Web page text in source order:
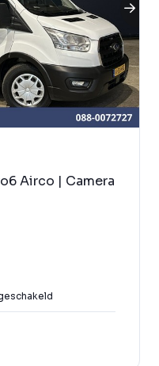
Airco | Camera